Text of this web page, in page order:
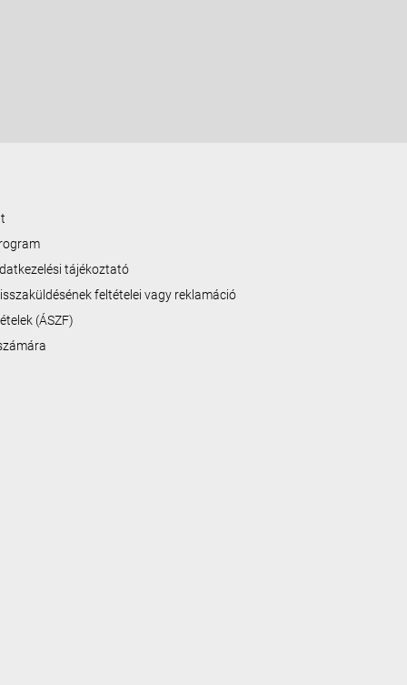
tájékoztató
feltételei vagy reklamáció
(ÁSZF)